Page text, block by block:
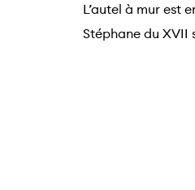
L’autel à mur est
Stéphane du XVII